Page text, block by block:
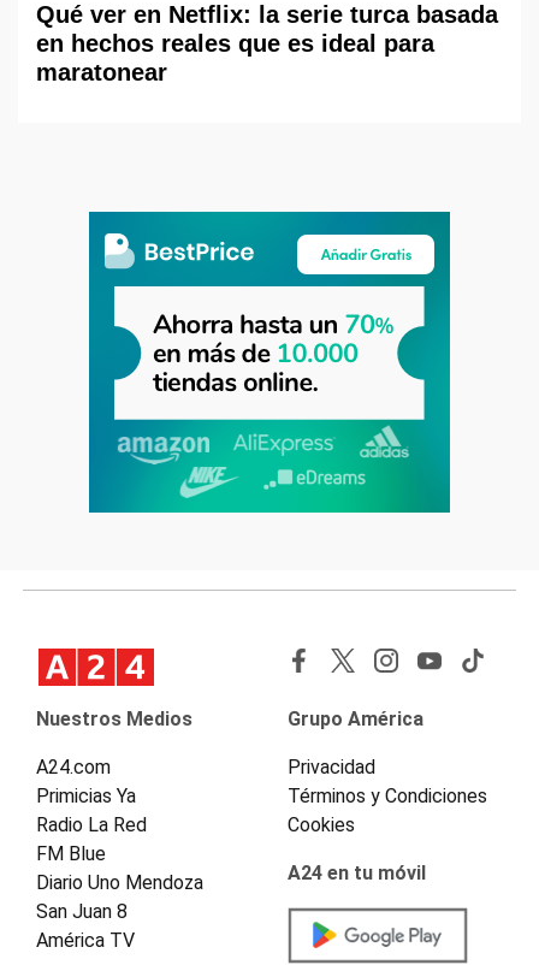
Qué ver en Netflix: la serie turca basada
en hechos reales que es ideal para
maratonear
Nuestros Medios
A24.com
Primicias Ya
Radio La Red
FM Blue
Diario Uno Mendoza
San Juan 8
América TV
Grupo América
Privacidad
Términos y Condiciones
Cookies
A24 en tu móvil